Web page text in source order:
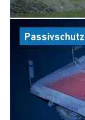
Passivschutz